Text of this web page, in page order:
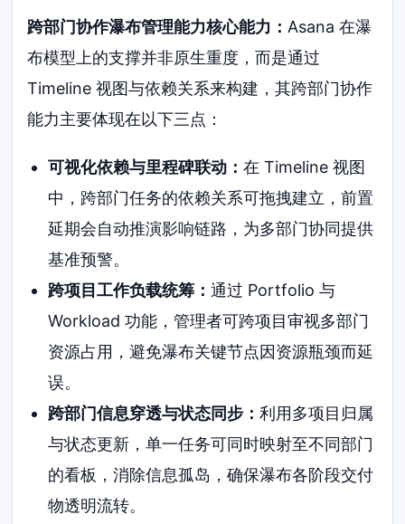
跨部门协作瀑布管理能力核心能力： Asana 在瀑
布模型上的支撑并非原生重度，而是通过
Timeline 视图与依赖关系来构建，其跨部门协作
能力主要体现在以下三点：
可视化依赖与里程碑联动： 在 Timeline 视图
中，跨部门任务的依赖关系可拖拽建立，前置
延期会自动推演影响链路，为多部门协同提供
基准预警。
跨项目工作负载统筹： 通过 Portfolio 与
Workload 功能，管理者可跨项目审视多部门
资源占用，避免瀑布关键节点因资源瓶颈而延
误。
跨部门信息穿透与状态同步： 利用多项目归属
与状态更新，单一任务可同时映射至不同部门
的看板，消除信息孤岛，确保瀑布各阶段交付
物透明流转。